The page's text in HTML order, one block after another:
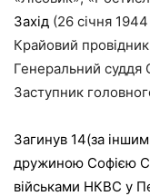
Захід (26 січня
Крайовий
Генеральний суддя
Заступник
Загинув 14(за
дружиною Софією
військами НКВС у